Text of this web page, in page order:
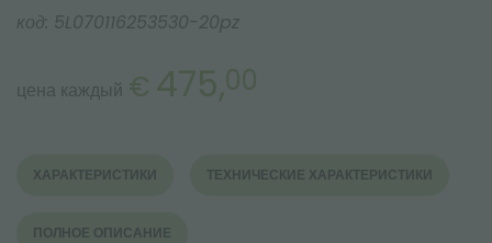
код: 5L070116253530-20pz
цена каждый € 475,00
ХАРАКТЕРИСТИКИ ТЕХНИЧЕСКИЕ ХАРАКТЕРИСТИКИ
ПОЛНОЕ ОПИСАНИЕ